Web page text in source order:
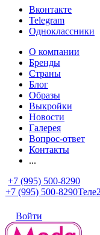
Вконтакте
Telegram
Одноклассники
О компании
Бренды
Страны
Блог
Образы
Выкройки
Новости
Галерея
Вопрос-ответ
Контакты
...
+7 (995) 500-8290
+7 (995) 500-8290
Войти